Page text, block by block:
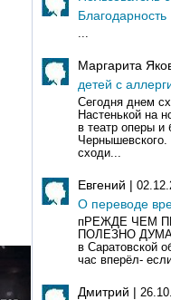
Благодарность
Маргарита
детей с
Сегодня днем
Настенькой на
в театр оперы и
Чернышевского.
сходи...
Евгений |
О переводе
пРЕЖДЕ ЧЕМ
ПОЛЕЗНО
в Саратовской
час вперёл-
Дмитрий |